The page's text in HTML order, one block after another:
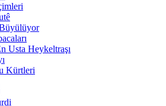
Usta Heykeltraşı
Kürtleri